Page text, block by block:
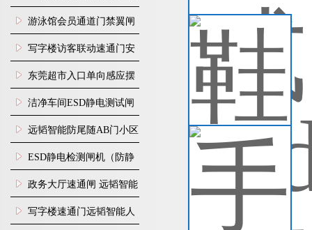
闸机
游泳馆会员通道门禁翼闸
写字楼访客联动速通门安
装
东莞超市入口单向感应摆
闸安装
洁净车间ESD静电测试闸
机
远韬智能防尾随AB门小区
门禁闸机安装
​ESD静电检测闸机（防静
电门禁通道系统）
政务大厅速通闸 远韬智能
防尾随静音速通门
写字楼速通门远韬智能人
鞋
生
禁
查
容